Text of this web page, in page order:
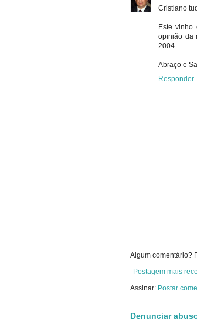
Cristiano
Este
opinião da
2004.
Abraço e
Responder
Algum comentário?
Postagem mais
Assinar: Postar
Denunciar